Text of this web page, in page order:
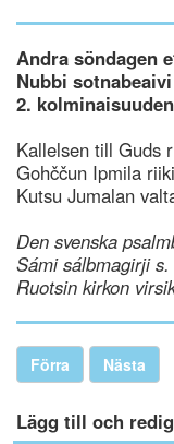
Andra söndagen
Nubbi
2.
Kallelsen till Guds
Gohččun Ipmila
Kutsu Jumalan
Den svenska
Sámi sálbmagirji
Ruotsin kirkon
Förra Nästa
Lägg till och